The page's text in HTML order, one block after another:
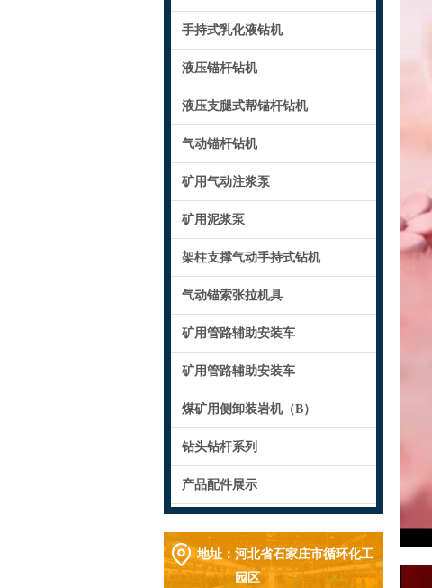
手持式乳化液钻机
液压锚杆钻机
液压支腿式帮锚杆钻机
气动锚杆钻机
矿用气动注浆泵
矿用泥浆泵
架柱支撑气动手持式钻机
气动锚索张拉机具
矿用管路辅助安装车
矿用管路辅助安装车
煤矿用侧卸装岩机（B）
钻头钻杆系列
产品配件展示
地址： 河北省石家庄市循环化工
园区